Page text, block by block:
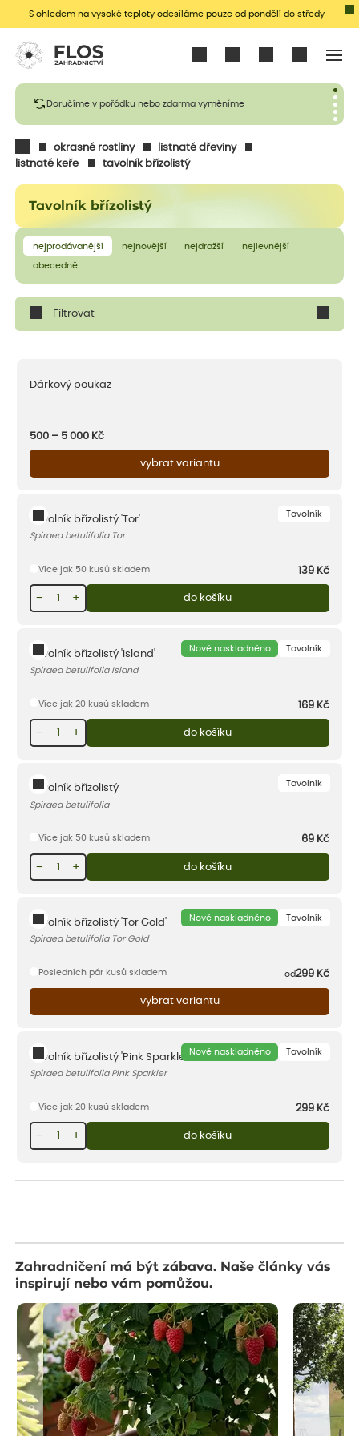
S ohledem na vysoké teploty odesíláme pouze od pondělí do středy
Doručíme v pořádku nebo zdarma vyměníme
okrasné rostliny
listnaté dřeviny
listnaté keře
tavolník břízolistý
Tavolník břízolistý
nejprodávanější nejnovější nejdražší nejlevnější
abecedně
Filtrovat
Dárkový poukaz
500 – 5 000 Kč
vybrat variantu
Tavolník
Tavolník břízolistý 'Tor'
Spiraea betulifolia Tor
Více jak 50 kusů skladem 139 Kč
+
− do košíku
Nově naskladněno Tavolník
Tavolník břízolistý 'Island'
Spiraea betulifolia Island
Více jak 20 kusů skladem 169 Kč
+
− do košíku
Tavolník
Tavolník břízolistý
Spiraea betulifolia
Více jak 50 kusů skladem 69 Kč
+
− do košíku
Nově naskladněno Tavolník
Tavolník břízolistý 'Tor Gold'
Spiraea betulifolia Tor Gold
Posledních pár kusů skladem od299 Kč
vybrat variantu
Nově naskladněno Tavolník
Tavolník břízolistý 'Pink Sparkler'
Spiraea betulifolia Pink Sparkler
Více jak 20 kusů skladem 299 Kč
+
− do košíku
Zahradničení má být zábava. Naše články vás
inspirují nebo vám pomůžou.